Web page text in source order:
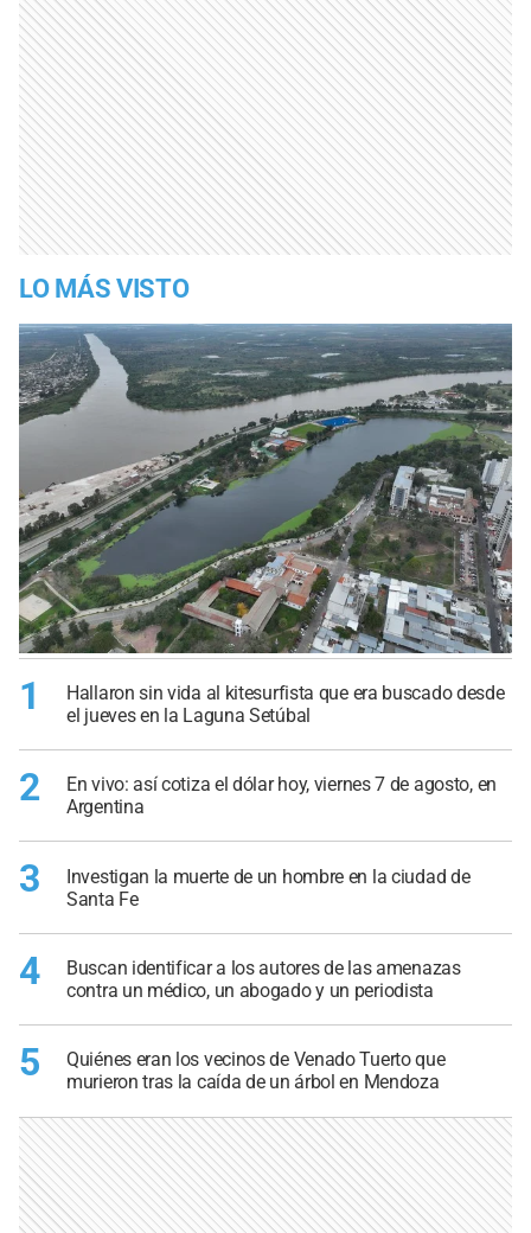
LO MÁS VISTO
1
Hallaron sin vida al kitesurfista que era buscado desde
el jueves en la Laguna Setúbal
2
En vivo: así cotiza el dólar hoy, viernes 7 de agosto, en
Argentina
3
Investigan la muerte de un hombre en la ciudad de
Santa Fe
4
Buscan identificar a los autores de las amenazas
contra un médico, un abogado y un periodista
5
Quiénes eran los vecinos de Venado Tuerto que
murieron tras la caída de un árbol en Mendoza